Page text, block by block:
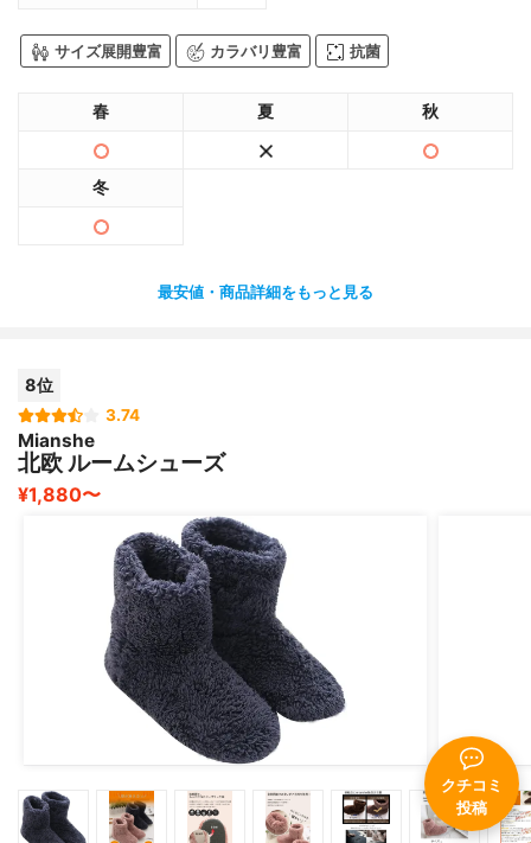
クチコミ
投稿
サイズ展開豊富 カラバリ豊富 抗菌
春 夏 秋
冬
最安値・商品詳細をもっと見る
8位
3.74
Mianshe
北欧 ルームシューズ
¥1,880〜